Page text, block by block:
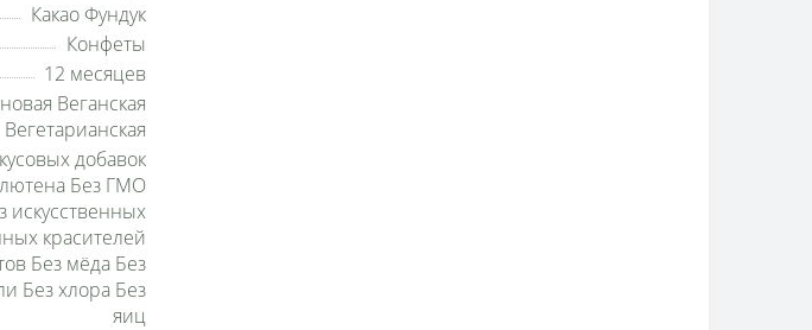
Какао Фундук
Конфеты
12 месяцев
Веганская
Вегетарианская
добавок
Без ГМО
искусственных
красителей
Без мёда Без
Без хлора Без
яиц